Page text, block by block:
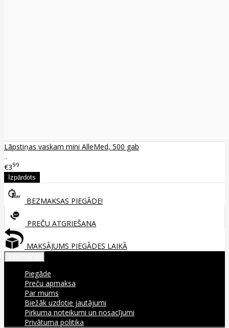
Lāpstiņas vaskam mini AlleMed, 500 gab
..
€399
BEZMAKSAS PIEGĀDE!
PREČU ATGRIEŠANA
MAKSĀJUMS PIEGĀDES LAIKĀ
Piegāde
Preču apmaksa
Par mums
Biežāk uzdotie jautājumi
Pirkuma noteikumi un nosacījumi
Privātuma politika